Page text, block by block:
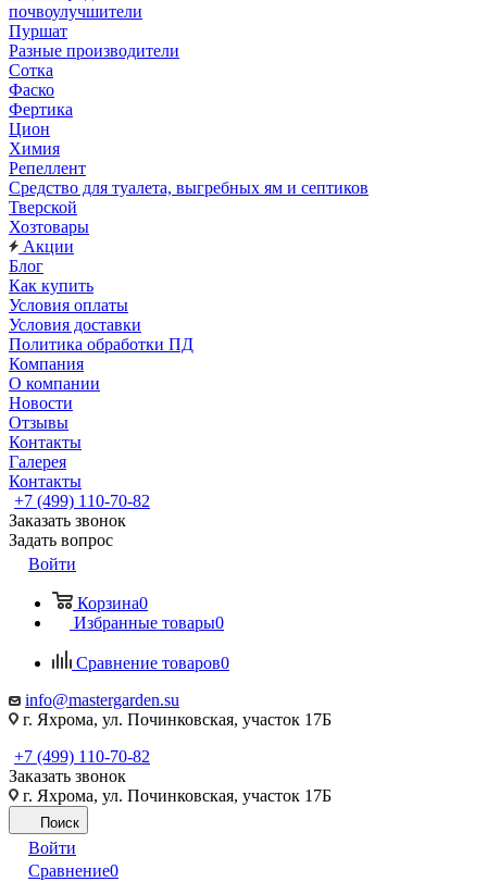
почвоулучшители
Пуршат
Разные производители
Сотка
Фаско
Фертика
Цион
Химия
Репеллент
Средство для туалета, выгребных ям и септиков
Тверской
Хозтовары
Акции
Блог
Как купить
Условия оплаты
Условия доставки
Политика обработки ПД
Компания
О компании
Новости
Отзывы
Контакты
Галерея
Контакты
+7 (499) 110-70-82
Заказать звонок
Задать вопрос
Войти
Корзина0
Избранные товары0
Сравнение товаров0
info@mastergarden.su
г. Яхрома, ул. Починковская, участок 17Б
+7 (499) 110-70-82
Заказать звонок
г. Яхрома, ул. Починковская, участок 17Б
Поиск
Войти
Сравнение0